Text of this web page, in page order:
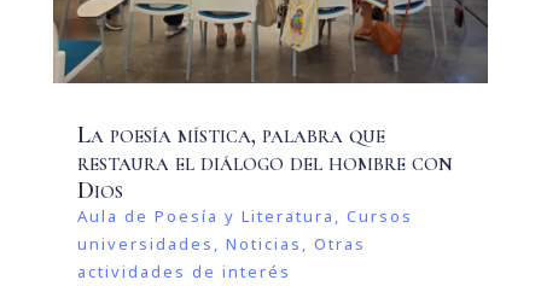
La poesía mística, palabra que
restaura el diálogo del hombre con
Dios
Aula de Poesía y Literatura , Cursos
universidades , Noticias , Otras
actividades de interés